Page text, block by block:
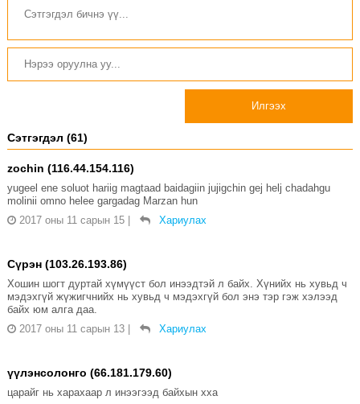
Илгээх
Сэтгэгдэл (61)
zochin (116.44.154.116)
yugeel ene soluot hariig magtaad baidagiin jujigchin gej helj chadahgu
molinii omno helee gargadag Marzan hun
2017 оны 11 сарын 15
Хариулах
Сүрэн (103.26.193.86)
Хошин шогт дуртай хүмүүст бол инээдтэй л байх. Хүнийх нь хувьд ч
мэдэхгүй жүжигчнийх нь хувьд ч мэдэхгүй бол энэ тэр гэж хэлээд
байх юм алга даа.
2017 оны 11 сарын 13
Хариулах
үүлэнсолонго (66.181.179.60)
царайг нь харахаар л инээгээд байхын хха